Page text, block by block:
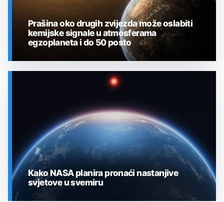
Prašina oko drugih zvijezda može oslabiti
kemijske signale u atmosferama
egzoplaneta i do 50 posto
Kako NASA planira pronaći nastanjive
svjetove u svemiru